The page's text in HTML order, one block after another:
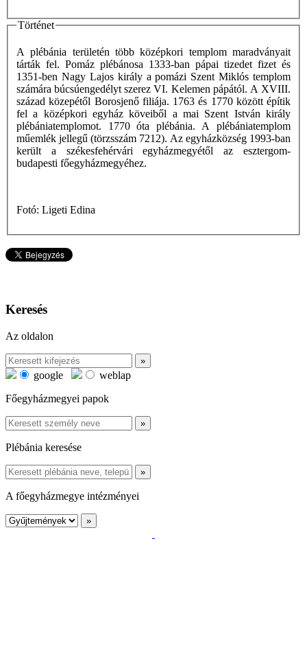
Történet
A plébánia területén több középkori templom maradványait
tárták fel. Pomáz plébánosa 1333-ban pápai tizedet fizet és
1351-ben Nagy Lajos király a pomázi Szent Miklós templom
számára búcsúengedélyt szerez VI. Kelemen pápától. A XVIII.
század közepétől Borosjenő filiája. 1763 és 1770 között építik
fel a középkori egyház köveiből a mai Szent István király
plébániatemplomot. 1770 óta plébánia. A plébániatemplom
műemlék jellegű (törzsszám 7212). Az egyházközség 1993-ban
került a székesfehérvári egyházmegyétől az esztergom-
budapesti főegyházmegyéhez.
Fotó: Ligeti Edina
Keresés
Az oldalon
google
weblap
Főegyházmegyei papok
Plébánia keresése
A főegyházmegye intézményei